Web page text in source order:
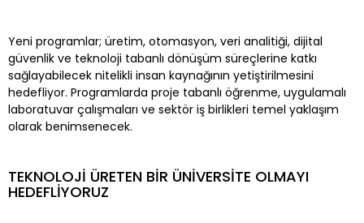
Yeni programlar; üretim, otomasyon, veri analitiği, dijital
güvenlik ve teknoloji tabanlı dönüşüm süreçlerine katkı
sağlayabilecek nitelikli insan kaynağının yetiştirilmesini
hedefliyor. Programlarda proje tabanlı öğrenme, uygulamalı
laboratuvar çalışmaları ve sektör iş birlikleri temel yaklaşım
olarak benimsenecek.
TEKNOLOJİ ÜRETEN BİR ÜNİVERSİTE OLMAYI
HEDEFLİYORUZ